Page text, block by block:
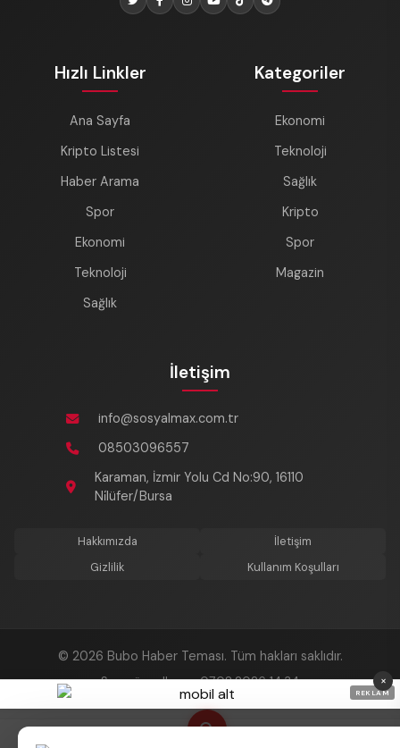
Hızlı Linkler
Ana Sayfa
Kripto Listesi
Haber Arama
Spor
Ekonomi
Teknoloji
Sağlık
Kategoriler
Ekonomi
Teknoloji
Sağlık
Kripto
Spor
Magazin
İletişim
info@sosyalmax.com.tr
08503096557
Karaman, İzmir Yolu Cd No:90, 16110
Ni̇lüfer/Bursa
Hakkımızda
İletişim
Gizlilik
Kullanım Koşulları
© 2026 Bubo Haber Teması. Tüm hakları saklıdır.
Son güncelleme: 07.08.2026 14:34
REKLAM
×